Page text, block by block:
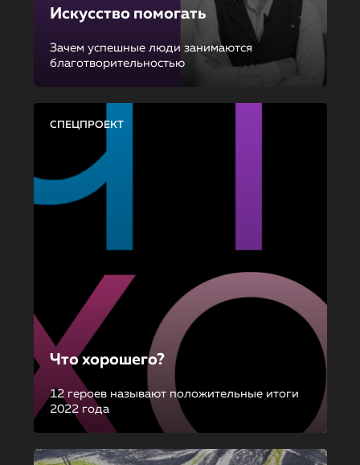
Искусство помогать
Зачем успешные люди занимаются
благотворительностью
СПЕЦПРОЕКТ
Что хорошего?
12 героев называют положительные итоги
2022 года